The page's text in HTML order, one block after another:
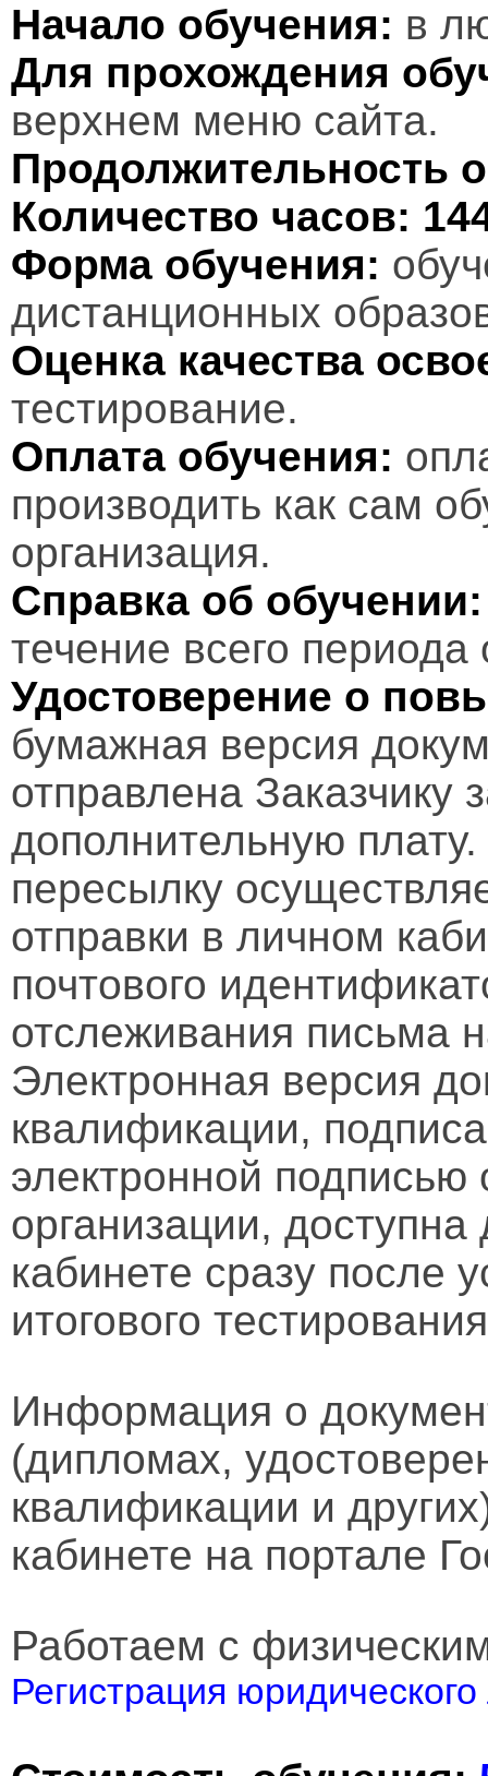
Начало обучения: в
Для прохождения
верхнем меню сайта.
Продолжительность
Количество часов:
Форма обучения:
дистанционных
Оценка качества
тестирование.
Оплата обучения:
производить как сам
организация.
Справка об обучении:
течение всего периода
Удостоверение о
бумажная версия
отправлена Заказчику
дополнительную
пересылку
отправки в личном
почтового
отслеживания письма
Электронная версия
квалификации,
электронной подписью
организации,
кабинете сразу после
итогового
Информация о
(дипломах,
квалификации и
кабинете на портале
Работаем с
Регистрация